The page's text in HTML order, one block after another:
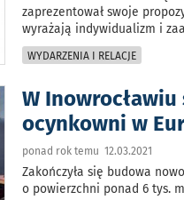
zaprezentował swoje
wyrażają indywidualizm i
WYDARZENIA I RELACJE
W
ocynkowni w
ponad rok temu 12.03.2021
Zakończyła się budowa
o powierzchni ponad 6 tys.